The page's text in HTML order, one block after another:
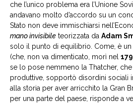
che l’unico problema era l’Unione
andavano molto d’accordo su un
Stato non deve immischiarsi
mano invisibile teorizzata da Adam
solo il punto di equilibrio. Come, è
(che, non va dimenticato, morì nel
se lo pose nemmeno la Thatcher,
produttive, sopportò disordini sociali
alla storia per aver arricchito la Gran
per una parte del paese, risponde a